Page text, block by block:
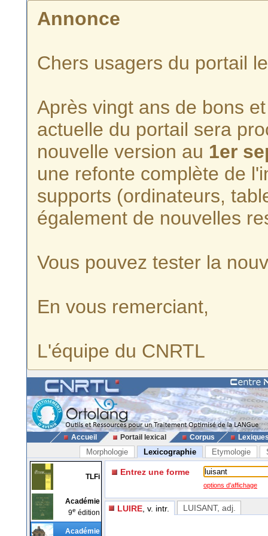
Annonce
Chers usagers du portail
Après vingt ans de bons
actuelle du portail sera
nouvelle version au 1er
une refonte complète de
supports (ordinateurs,
également de nouvelles
Vous pouvez tester la
En vous remerciant,
L'équipe du CNRTL
Accueil Portail lexical Corpus
Morphologie Lexicographie Etymologie
TLFi
Académie
9e édition
Académie
Entrez une forme
options d'affichage
LUIRE , v. intr. LUISANT, adj.